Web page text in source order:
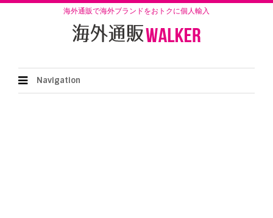
海外通販で海外ブランドをおトクに個人輸入
Navigation